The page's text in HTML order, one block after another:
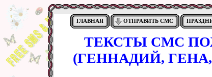
ГЛАВНАЯ ОТПРАВИТЬ СМС
ТЕКСТЫ СМС
(ГЕННАДИЙ,